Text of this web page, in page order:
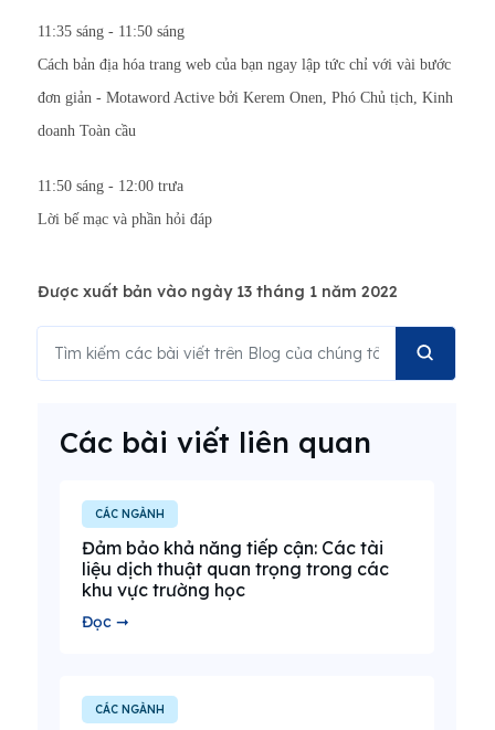
11:35 sáng - 11:50 sáng
Cách bản địa hóa trang web của bạn ngay lập tức chỉ với vài bước
đơn giản - Motaword Active bởi Kerem Onen, Phó Chủ tịch, Kinh
doanh Toàn cầu
11:50 sáng - 12:00 trưa
Lời bế mạc và phần hỏi đáp
Được xuất bản vào ngày 13 tháng 1 năm 2022
Các bài viết liên quan
CÁC NGÀNH
Đảm bảo khả năng tiếp cận: Các tài
liệu dịch thuật quan trọng trong các
khu vực trường học
Đọc ➞
CÁC NGÀNH